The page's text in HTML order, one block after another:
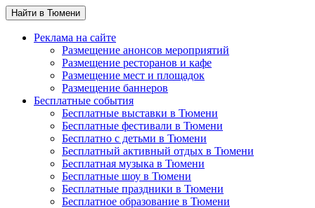
Найти в Тюмени
Реклама на сайте
Размещение анонсов мероприятий
Размещение ресторанов и кафе
Размещение мест и площадок
Размещение баннеров
Бесплатные события
Бесплатные выставки в Тюмени
Бесплатные фестивали в Тюмени
Бесплатно с детьми в Тюмени
Бесплатный активный отдых в Тюмени
Бесплатная музыка в Тюмени
Бесплатные шоу в Тюмени
Бесплатные праздники в Тюмени
Бесплатное образование в Тюмени